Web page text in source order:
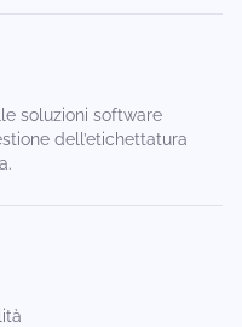
soluzioni software
dell’etichettatura